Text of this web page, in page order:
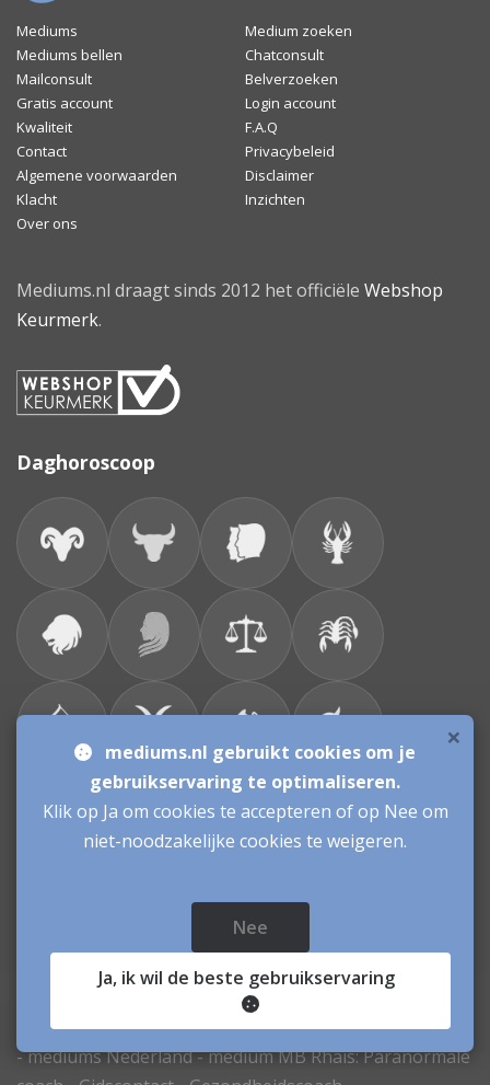
Mediums
Medium zoeken
Mediums bellen
Chatconsult
Mailconsult
Belverzoeken
Gratis account
Login account
Kwaliteit
F.A.Q
Contact
Privacybeleid
Algemene voorwaarden
Disclaimer
Klacht
Inzichten
Over ons
Mediums.nl draagt sinds 2012 het officiële Webshop
Keurmerk.
Daghoroscoop
Bronnen & sitemap
Werken als Medium
Inloggen als Medium
Mediums.nl© sinds 2006 - 2026
- mediums Nederland - medium MB Rhais: Paranormale
×
mediums.nl gebruikt cookies om je
gebruikservaring te optimaliseren.
Klik op Ja om cookies te accepteren of op Nee om
niet-noodzakelijke cookies te weigeren.
Nee
Ja, ik wil de beste gebruikservaring